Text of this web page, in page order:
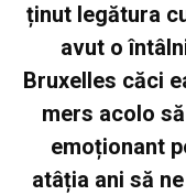
ținut legătura
avut o
Bruxelles căci
mers acolo
emoționant
atâția ani să